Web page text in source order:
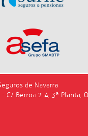
de Navarra
C/ Berroa 2-4, 3ª Planta,